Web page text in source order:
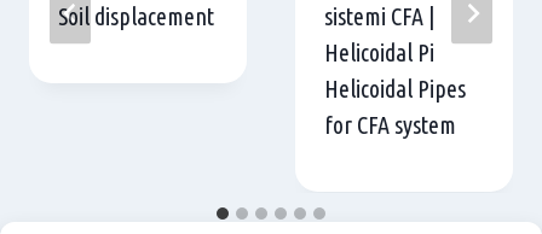
Soil displacement
sistemi CFA |
Helicoidal Pi
Helicoidal Pipes
for CFA system